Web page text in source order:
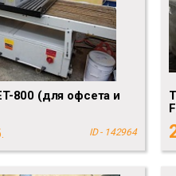
800 (для офсета и
ID - 142964